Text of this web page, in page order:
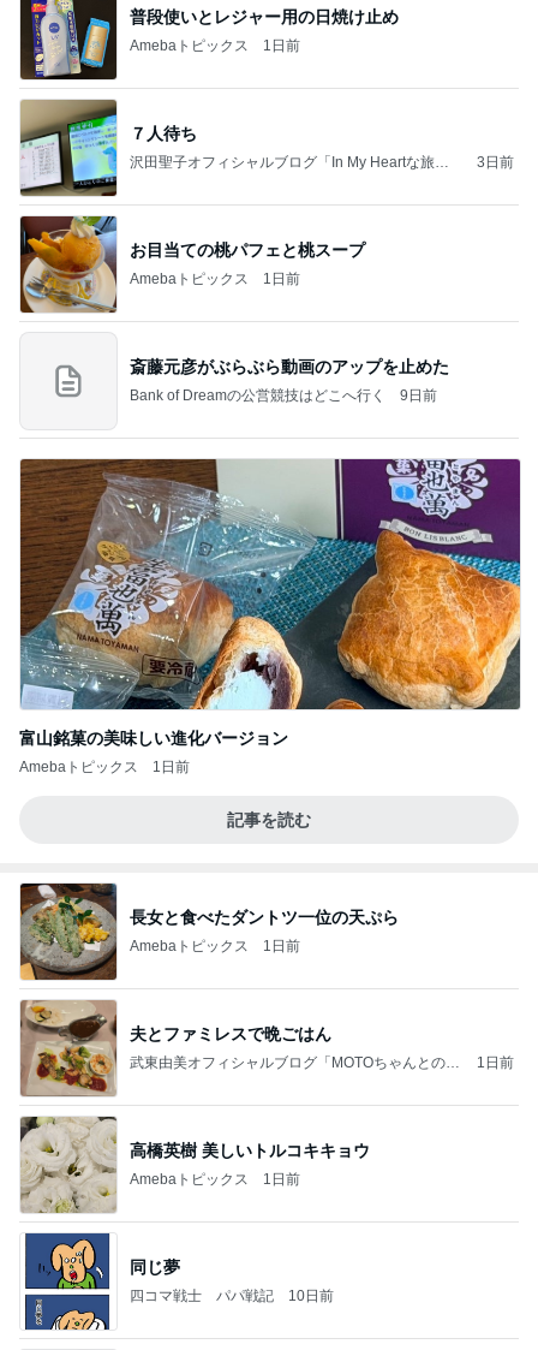
普段使いとレジャー用の日焼け止め
Amebaトピックス 1日前
７人待ち
沢田聖子オフィシャルブログ「In My Heartな旅日
3日前
お目当ての桃パフェと桃スープ
Amebaトピックス 1日前
斎藤元彦がぶらぶら動画のアップを止めた
Bank of Dreamの公営競技はどこへ行く 9日前
富山銘菓の美味しい進化バージョン
Amebaトピックス 1日前
記事を読む
長女と食べたダントツ一位の天ぷら
Amebaトピックス 1日前
夫とファミレスで晩ごはん
武東由美オフィシャルブログ「MOTOちゃんとのは
1日前
高橋英樹 美しいトルコキキョウ
Amebaトピックス 1日前
同じ夢
四コマ戦士 パパ戦記 10日前